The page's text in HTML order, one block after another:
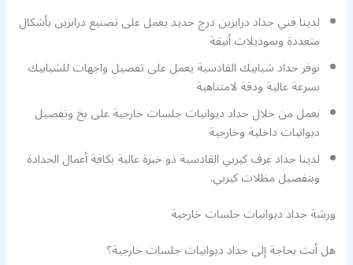
لدينا فني حداد درابزين درج حديد يعمل على تصنيع درابزين بأشكال
متعددة وبموديلات أنيقة
نوفر حداد شبابيك القادسية يعمل على تفصيل واجهات للشبابيك
بسرعة عالية ودقة لامتناهية
نعمل من خلال حداد ديوانيات جلسات خارجية على بخ وتفصيل
ديوانيات داخلية وخارجية
لدينا حداد غرف كيربي القادسية ذو خبرة عالية بكافة أعمال الحدادة
وبتفصيل مظلات كيربي.
ورشة حداد ديوانيات جلسات خارجية
هل أنت بحاجة إلى حداد ديوانيات جلسات خارجية؟